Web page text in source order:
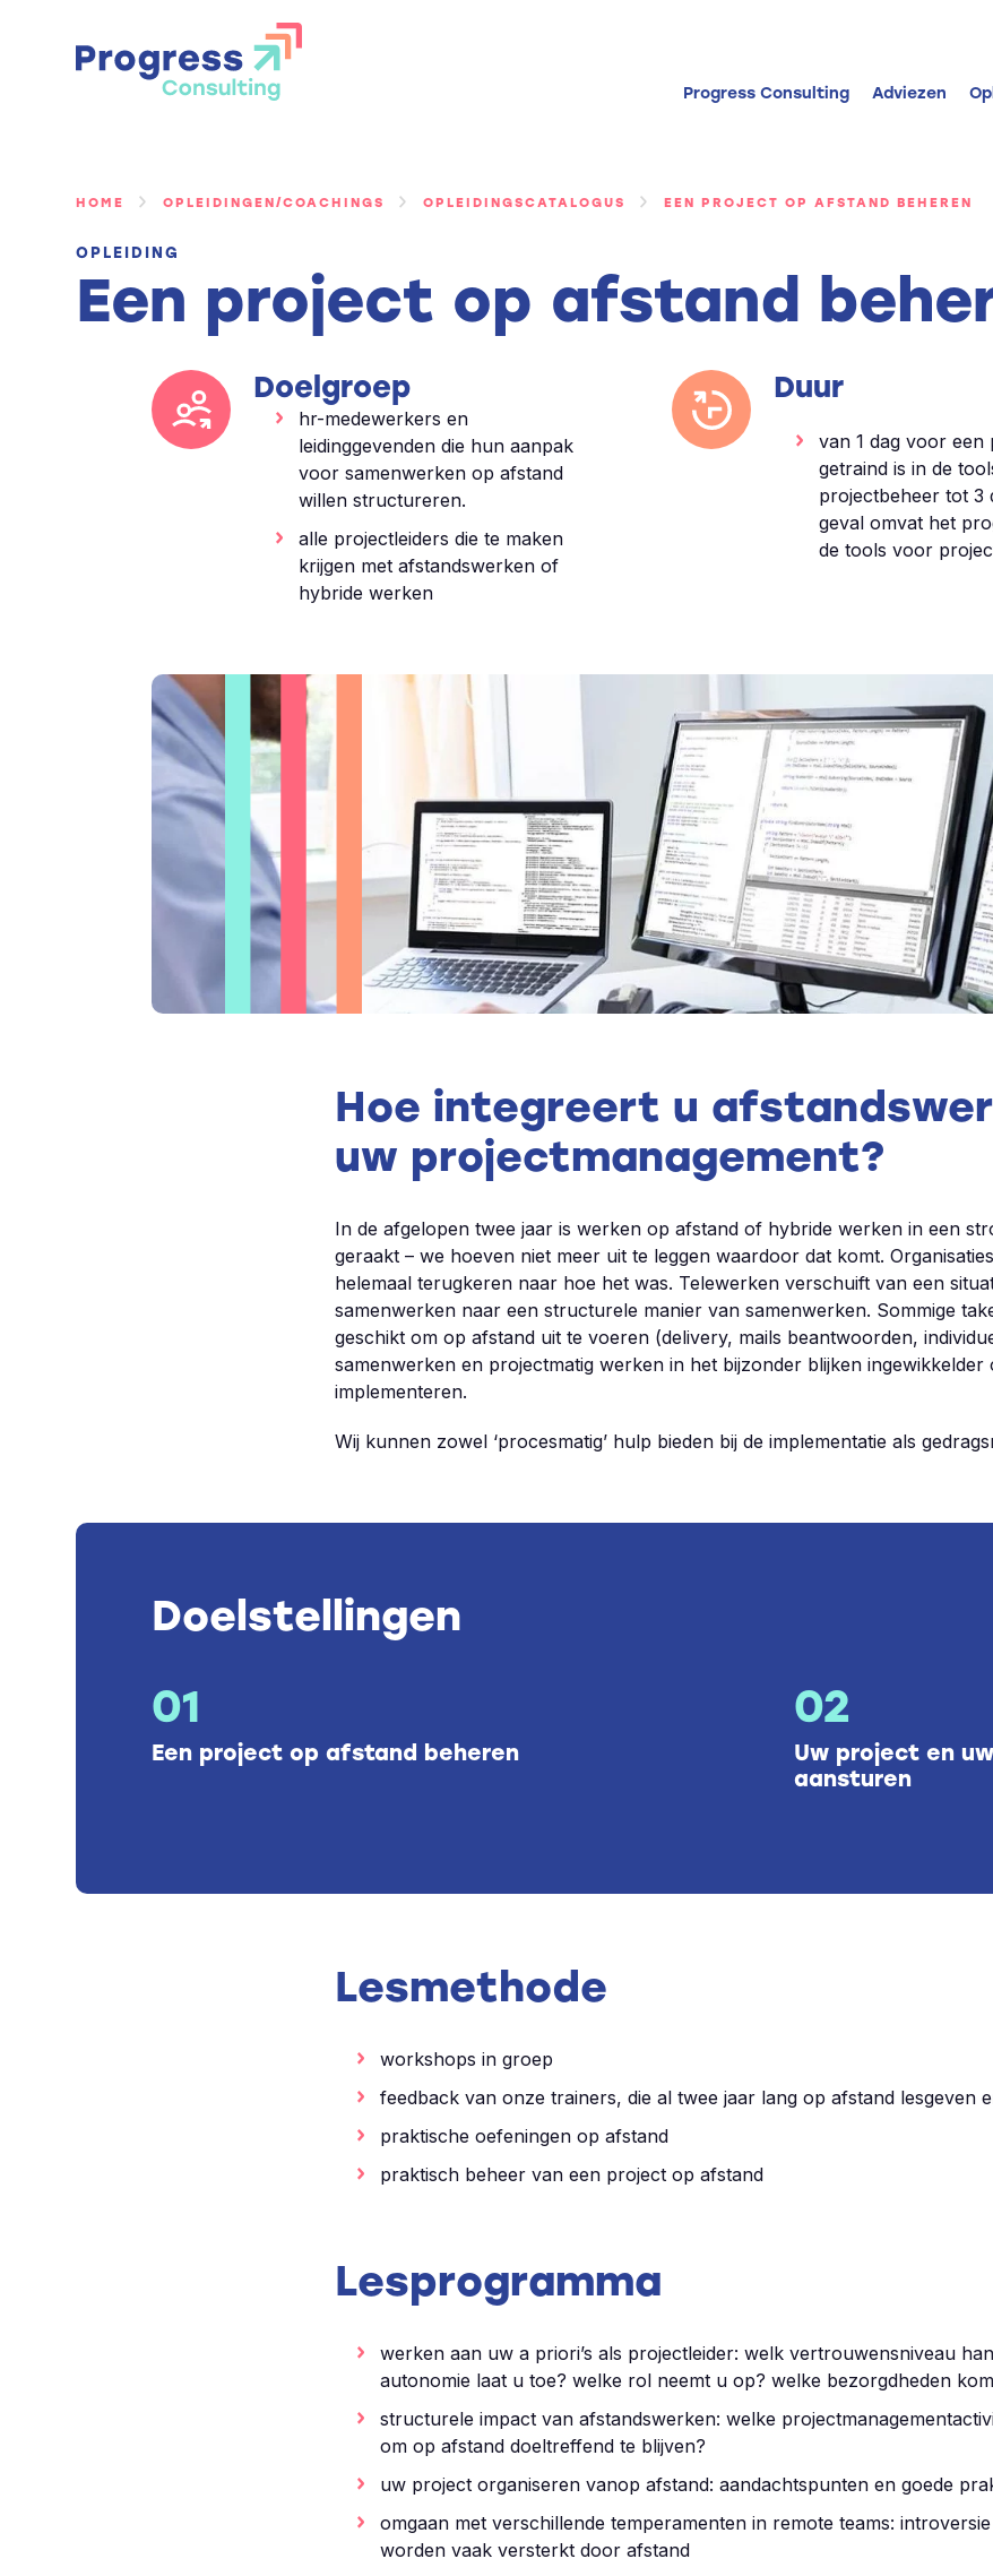
Progress Consulting Adviezen
HOME OPLEIDINGEN/COACHINGS OPLEIDINGSCATALOGUS EEN PROJECT OP AFSTAND BEHEREN
OPLEIDING
Een project op afstand
Doelgroep
hr-medewerkers en
leidinggevenden die hun aanpak
voor samenwerken op afstand
willen structureren.
alle projectleiders die te maken
krijgen met afstandswerken of
hybride werken
Duur
van 1 dag voor een
getraind is in de
projectbeheer tot 3
geval omvat het
de tools voor
Hoe integreert u
uw projectmanagement?
In de afgelopen twee jaar is werken op afstand of hybride werken in een
geraakt – we hoeven niet meer uit te leggen waardoor dat komt.
helemaal terugkeren naar hoe het was. Telewerken verschuift van een
samenwerken naar een structurele manier van samenwerken. Sommige
geschikt om op afstand uit te voeren (delivery, mails beantwoorden,
samenwerken en projectmatig werken in het bijzonder blijken ingewikkelder
implementeren.
Wij kunnen zowel ‘procesmatig’ hulp bieden bij de implementatie als
Doelstellingen
01
Een project op afstand beheren
02
Uw project en
aansturen
Lesmethode
workshops in groep
feedback van onze trainers, die al twee jaar lang op afstand lesgeven
praktische oefeningen op afstand
praktisch beheer van een project op afstand
Lesprogramma
werken aan uw a priori’s als projectleider: welk vertrouwensniveau
autonomie laat u toe? welke rol neemt u op? welke bezorgdheden
structurele impact van afstandswerken: welke
om op afstand doeltreffend te blijven?
uw project organiseren vanop afstand: aandachtspunten en goede
omgaan met verschillende temperamenten in remote teams:
worden vaak versterkt door afstand